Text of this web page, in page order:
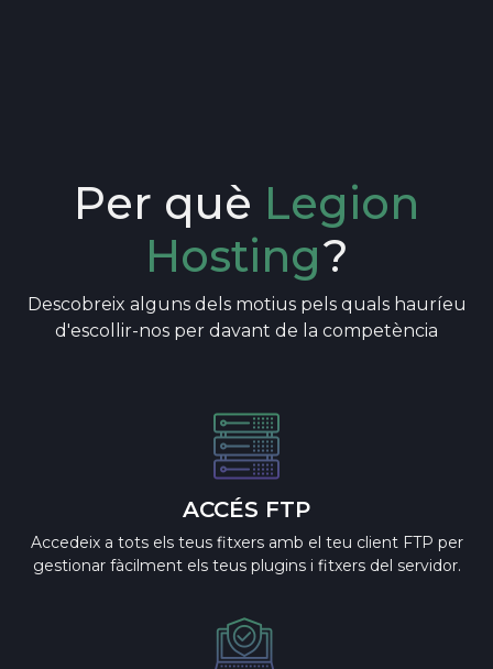
Per què Legion
Hosting?
Descobreix alguns dels motius pels quals hauríeu
d'escollir-nos per davant de la competència
ACCÉS FTP
Accedeix a tots els teus fitxers amb el teu client FTP per
gestionar fàcilment els teus plugins i fitxers del servidor.